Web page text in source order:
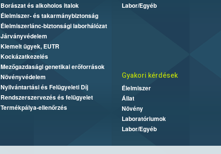
Borászat és alkoholos italok
Élelmiszer- és takarmánybiztonság
Élelmiszerlánc-biztonsági laborhálózat
Járványvédelem
Kiemelt ügyek, EUTR
Kockázatkezelés
Mezőgazdasági genetikai erőforrások
Növényvédelem
Nyilvántartási és Felügyeleti Díj
Rendszerszervezés és felügyelet
Termékpálya-ellenőrzés
Labor/Egyéb
Gyakori kérdések
Élelmiszer
Állat
Növény
Laboratóriumok
Labor/Egyéb